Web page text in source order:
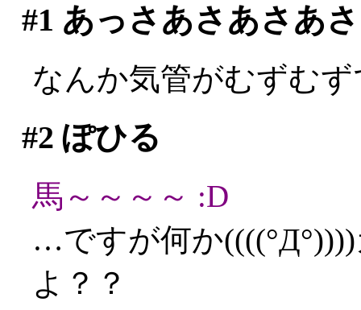
#1 あっさあさあさあ
なんか気管がむずむ
#2 ぽひる
馬～～～～ :D
…ですが何か
よ？？